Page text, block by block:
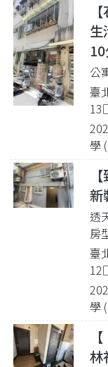
生
公
臺
學
新
透
房
臺
學
林